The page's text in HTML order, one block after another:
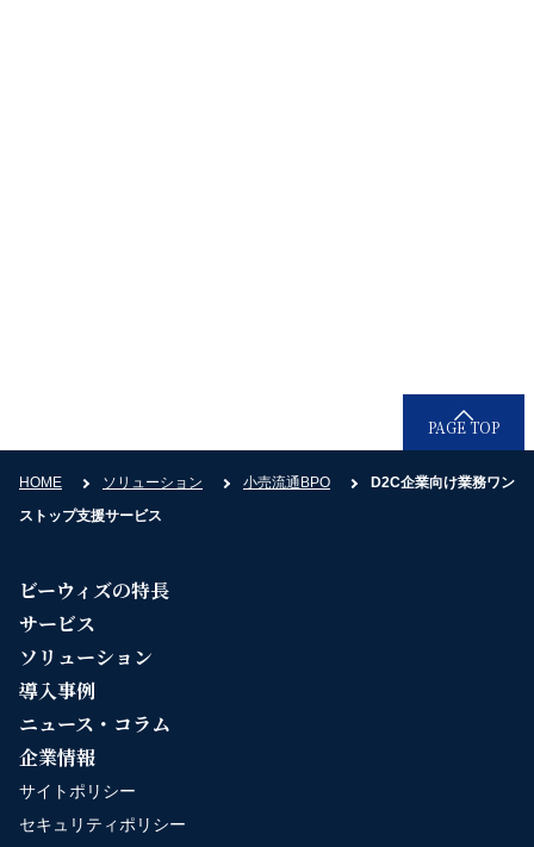
HOME ソリューション 小売流通BPO
D2C企業向け業務ワン
ストップ支援サービス
PAGE TOP
ビーウィズの特長
サービス
ソリューション
導入事例
ニュース・コラム
企業情報
サイトポリシー
セキュリティポリシー